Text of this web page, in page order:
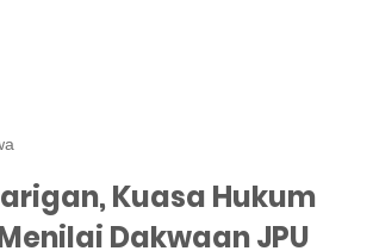
Kuasa Hukum
Dakwaan JPU